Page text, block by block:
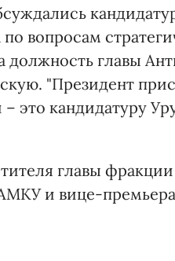
вопросам
главы
"Президент
это кандидатуру
главы
и вице-